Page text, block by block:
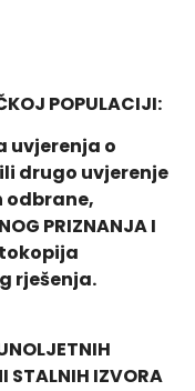
POPULACIJI:
uvjerenja o
drugo uvjerenje
odbrane,
PRIZNANJA I
rješenja.
STALNIH IZVORA